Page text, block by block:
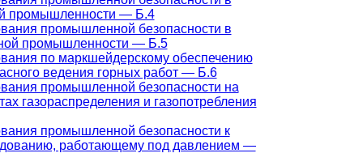
промышленности — Б.4
промышленной безопасности в
промышленности — Б.5
по маркшейдерскому обеспечению
ведения горных работ — Б.6
промышленной безопасности на
газораспределения и газопотребления
промышленной безопасности к
работающему под давлением —